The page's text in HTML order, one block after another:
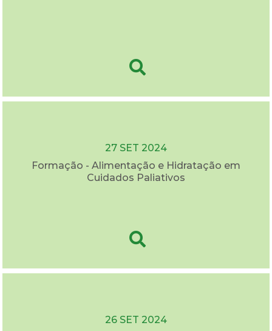
27 SET 2024
Formação - Alimentação e Hidratação em
Cuidados Paliativos
26 SET 2024